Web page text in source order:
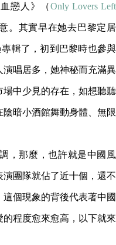
戀人》（Only Lovers Left
。其實早在她去巴黎定居
輯了，初到巴黎時也參與
唱居多，她神秘而充滿異
中少見的存在，如想聽聽
暗小酒館舞動身體、無限
，那麼，也許就是中國風
團隊就佔了近十個，還不
個現象的背後代表著中國
程度愈來愈高，以下就來